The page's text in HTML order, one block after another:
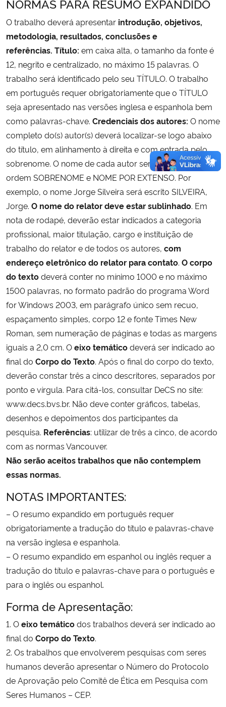
O trabalho deverá apresentar introdução, objetivos,
metodologia, resultados, conclusões e
referências. Título: em caixa alta, o tamanho da fonte é
12, negrito e centralizado, no máximo 15 palavras. O
trabalho será identificado pelo seu TÍTULO. O trabalho
em português requer obrigatoriamente que o TÍTULO
seja apresentado nas versões inglesa e espanhola bem
como palavras-chave. Credenciais dos autores: O nome
completo do(s) autor(s) deverá localizar-se logo abaixo
do título, em alinhamento à direita e com entrada pelo
sobrenome. O nome de cada autor será colocado na
ordem SOBRENOME e NOME POR EXTENSO. Por
exemplo, o nome Jorge Silveira será escrito SILVEIRA,
Jorge. O nome do relator deve estar sublinhado. Em
nota de rodapé, deverão estar indicados a categoria
profissional, maior titulação, cargo e instituição de
trabalho do relator e de todos os autores, com
endereço eletrônico do relator para contato. O corpo
do textodeverá conter no mínimo 1000 e no máximo
1500 palavras, no formato padrão do programa Word
for Windows 2003, em parágrafo único sem recuo,
espaçamento simples, corpo 12 e fonte Times New
Roman, sem numeração de páginas e todas as margens
iguais a 2,0 cm. Oeixo temáticodeverá ser indicado ao
final do Corpo do Texto. Após o final do corpo do texto,
deverão constar três a cinco descritores, separados por
ponto e vírgula. Para citá-los, consultar DeCS no site:
www.decs.bvs.br. Não deve conter gráficos, tabelas,
desenhos e depoimentos dos participantes da
pesquisa. Referências: utilizar de três a cinco, de acordo
com as normas Vancouver.
Não serão aceitos trabalhos que não contemplem
essas normas.
NOTAS IMPORTANTES:
– O resumo expandido em português requer
obrigatoriamente a tradução do título e palavras-chave
na versão inglesa e espanhola.
– O resumo expandido em espanhol ou inglês requer a
tradução do título e palavras-chave para o português e
para o inglês ou espanhol.
Forma de Apresentação:
1. Oeixo temáticodos trabalhos deverá ser indicado ao
final do Corpo do Texto.
2. Os trabalhos que envolverem pesquisas com seres
humanos deverão apresentar o Número do Protocolo
de Aprovação pelo Comitê de Ética em Pesquisa com
Seres Humanos – CEP.